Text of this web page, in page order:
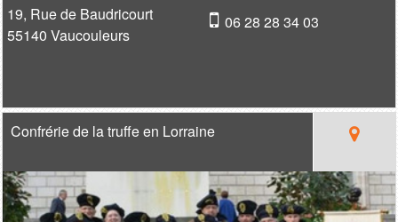
19, Rue de Baudricourt
55140 Vaucouleurs
06 28 28 34 03
Confrérie de la truffe en Lorraine